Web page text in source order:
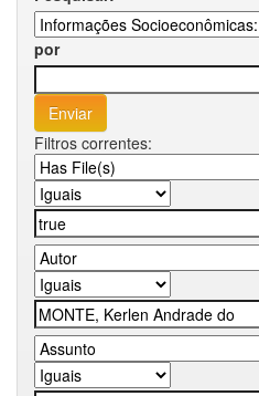
por
Filtros correntes: